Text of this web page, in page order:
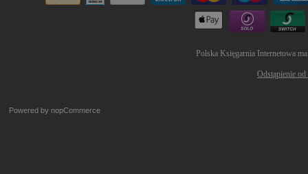
Polska Księgarnia Internetowa
Odstąpienie
Powered by nopCommerce